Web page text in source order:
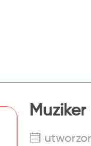
Muziker